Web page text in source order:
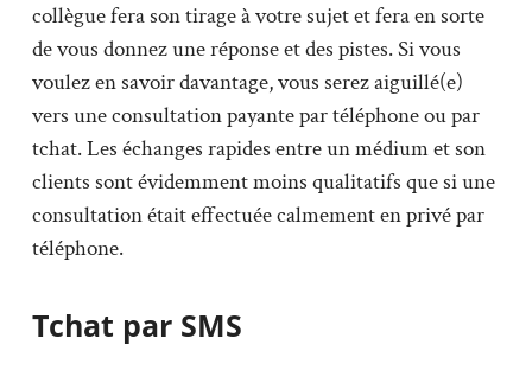
collègue fera son tirage à votre sujet et fera en sorte
de vous donnez une réponse et des pistes. Si vous
voulez en savoir davantage, vous serez aiguillé(e)
vers une consultation payante par téléphone ou par
tchat. Les échanges rapides entre un médium et son
clients sont évidemment moins qualitatifs que si une
consultation était effectuée calmement en privé par
téléphone.
Tchat par SMS